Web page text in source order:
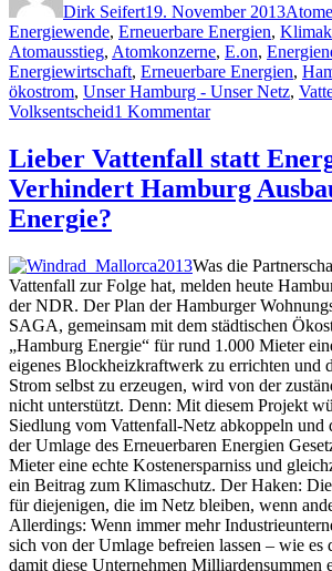
Dirk Seifert19. November 2013
Energiewende, Erneuerbare Energien,
Atomausstieg, Atomkonzerne, E.on,
Energiewirtschaft, Erneuerbare Energien,
ökostrom, Unser Hamburg - Unser Netz,
Volksentscheid1 Kommentarzu
„Hamburg
Energie“
wächst
und
neue
Chancen
für
die
Energiewende
Lieber Vattenfall statt
Verhindert Hamburg
Energie?
Was die
Vattenfall zur Folge hat, melden heute
der NDR. Der Plan der Hamburger
SAGA, gemeinsam mit dem städtischen
„Hamburg Energie“ für rund 1.000 Mieter
eigenes Blockheizkraftwerk zu errichten und
Strom selbst zu erzeugen, wird von der
nicht unterstützt. Denn: Mit diesem Projekt
Siedlung vom Vattenfall-Netz abkoppeln und
der Umlage des Erneuerbaren Energien
Mieter eine echte Kostenersparniss und
ein Beitrag zum Klimaschutz. Der Haken:
für diejenigen, die im Netz bleiben, wenn
Allerdings: Wenn immer mehr
sich von der Umlage befreien lassen – wie es
damit diese Unternehmen Milliardensummen